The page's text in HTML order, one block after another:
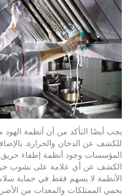
يجب أيضًا التأكد من أن أنظمة الهود
للكشف عن الدخان والحرارة.
المؤسسات وجود أنظمة إطفاء حريق
الكشف عن أي علامة على نشوب
الأنظمة لا يسهم فقط في حماية
يحمي الممتلكات والمعدات من